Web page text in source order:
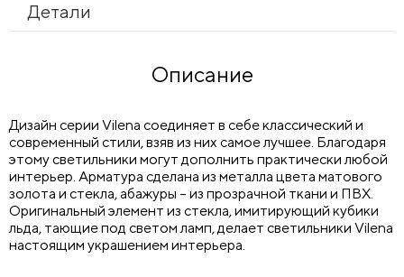
Детали
Описание
Дизайн серии Vilena соединяет в себе классический и
современный стили, взяв из них самое лучшее. Благодаря
этому светильники могут дополнить практически любой
интерьер. Арматура сделана из металла цвета матового
золота и стекла, абажуры – из прозрачной ткани и ПВХ.
Оригинальный элемент из стекла, имитирующий кубики
льда, тающие под светом ламп, делает светильники Vilena
настоящим украшением интерьера.